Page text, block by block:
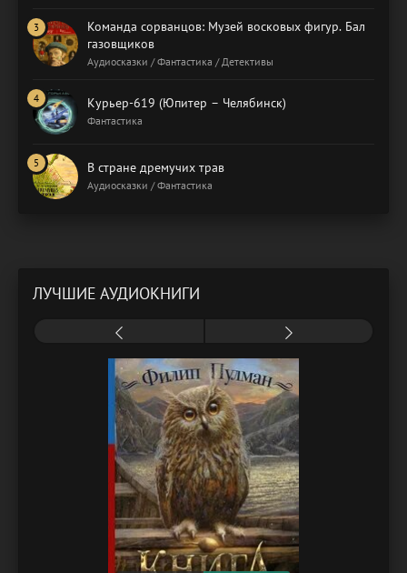
Команда сорванцов: Музей восковых фигур. Бал
газовщиков
Аудиосказки / Фантастика / Детективы
Курьер-619 (Юпитер – Челябинск)
Фантастика
В стране дремучих трав
Аудиосказки / Фантастика
ЛУЧШИЕ АУДИОКНИГИ